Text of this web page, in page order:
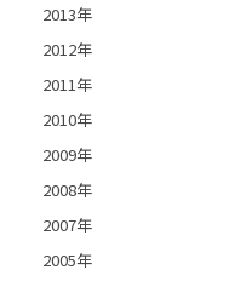
2013年
2012年
2011年
2010年
2009年
2008年
2007年
2005年